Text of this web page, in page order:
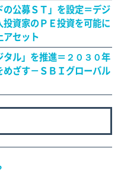
の公募ＳＴ」を設定＝デジ
資家のＰＥ投資を可能に
アセット
タル」を推進＝２０３０年
めざす－ＳＢＩグローバル